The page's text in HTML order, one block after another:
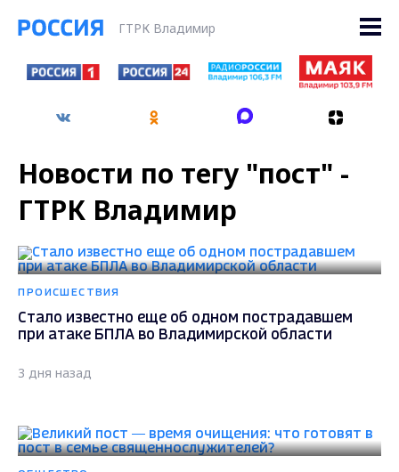
ГТРК Владимир
Новости по тегу "пост" -
ГТРК Владимир
ПРОИСШЕСТВИЯ
Стало известно еще об одном пострадавшем
при атаке БПЛА во Владимирской области
3 дня назад